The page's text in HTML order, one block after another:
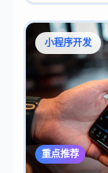
小程序开发
重点推荐